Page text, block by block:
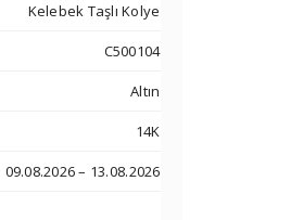
Kelebek Taşlı Kolye
C500104
Altın
14K
09.08.2026 – 13.08.2026